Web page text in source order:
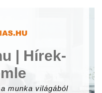
| Hírek-
munka világából